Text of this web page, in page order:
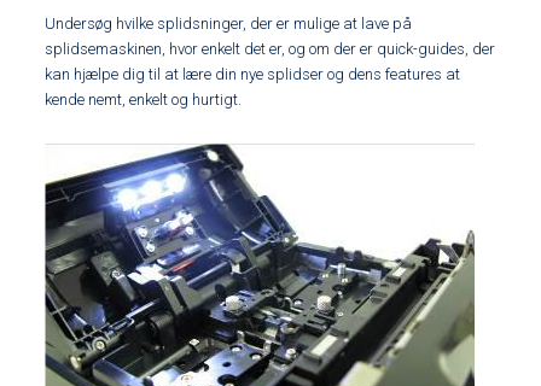
Undersøg hvilke splidsninger, der er mulige at lave på
splidsemaskinen, hvor enkelt det er, og om der er quick-guides, der
kan hjælpe dig til at lære din nye splidser og dens features at
kende nemt, enkelt og hurtigt.